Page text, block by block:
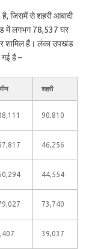
जिसमें से शहरी आबादी
में लगभग 78,537 घर
शामिल हैं। लंका उपखंड
गई है –
शहरी
90,810
46,256
44,554
73,740
39,037